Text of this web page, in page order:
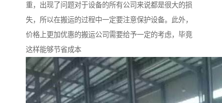
重，出现了问题对于设备的所有公司来说都是很大的损
失，所以在搬运的过程中一定要注意保护设备。此外，
价格上更加优惠的搬运公司需要给予一定的考虑，毕竟
这样能够节省成本